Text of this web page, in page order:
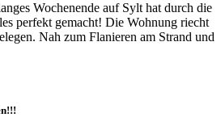
Wochenende auf Sylt hat durch die
perfekt gemacht! Die Wohnung riecht
Nah zum Flanieren am Strand und